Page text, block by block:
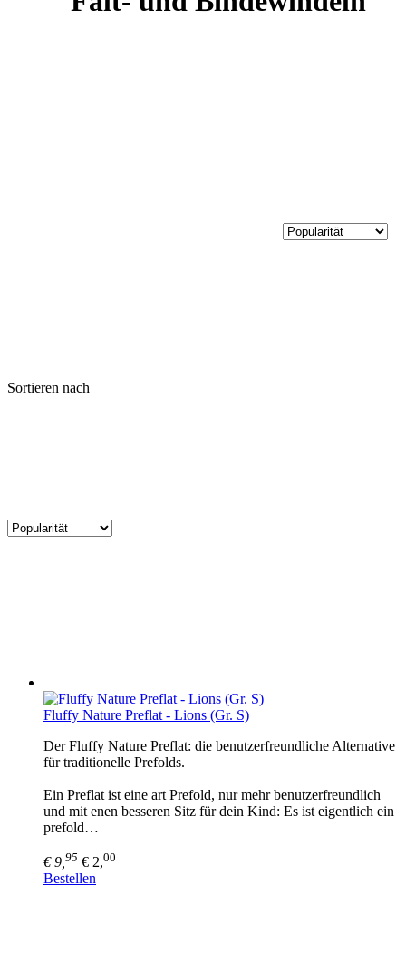
Sortieren nach
Fluffy Nature Preflat - Lions (Gr. S)
Der Fluffy Nature Preflat: die benutzerfreundliche Alternative
für traditionelle Prefolds.
Ein Preflat ist eine art Prefold, nur mehr benutzerfreundlich
und mit enen besseren Sitz für dein Kind: Es ist eigentlich ein
prefold…
€ 9, 95 € 2,00
Bestellen